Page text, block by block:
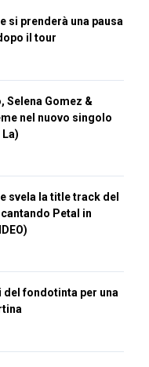
si prenderà una pausa
il tour
Selena Gomez &
nel nuovo singolo
svela la title track del
Petal in
fondotinta per una